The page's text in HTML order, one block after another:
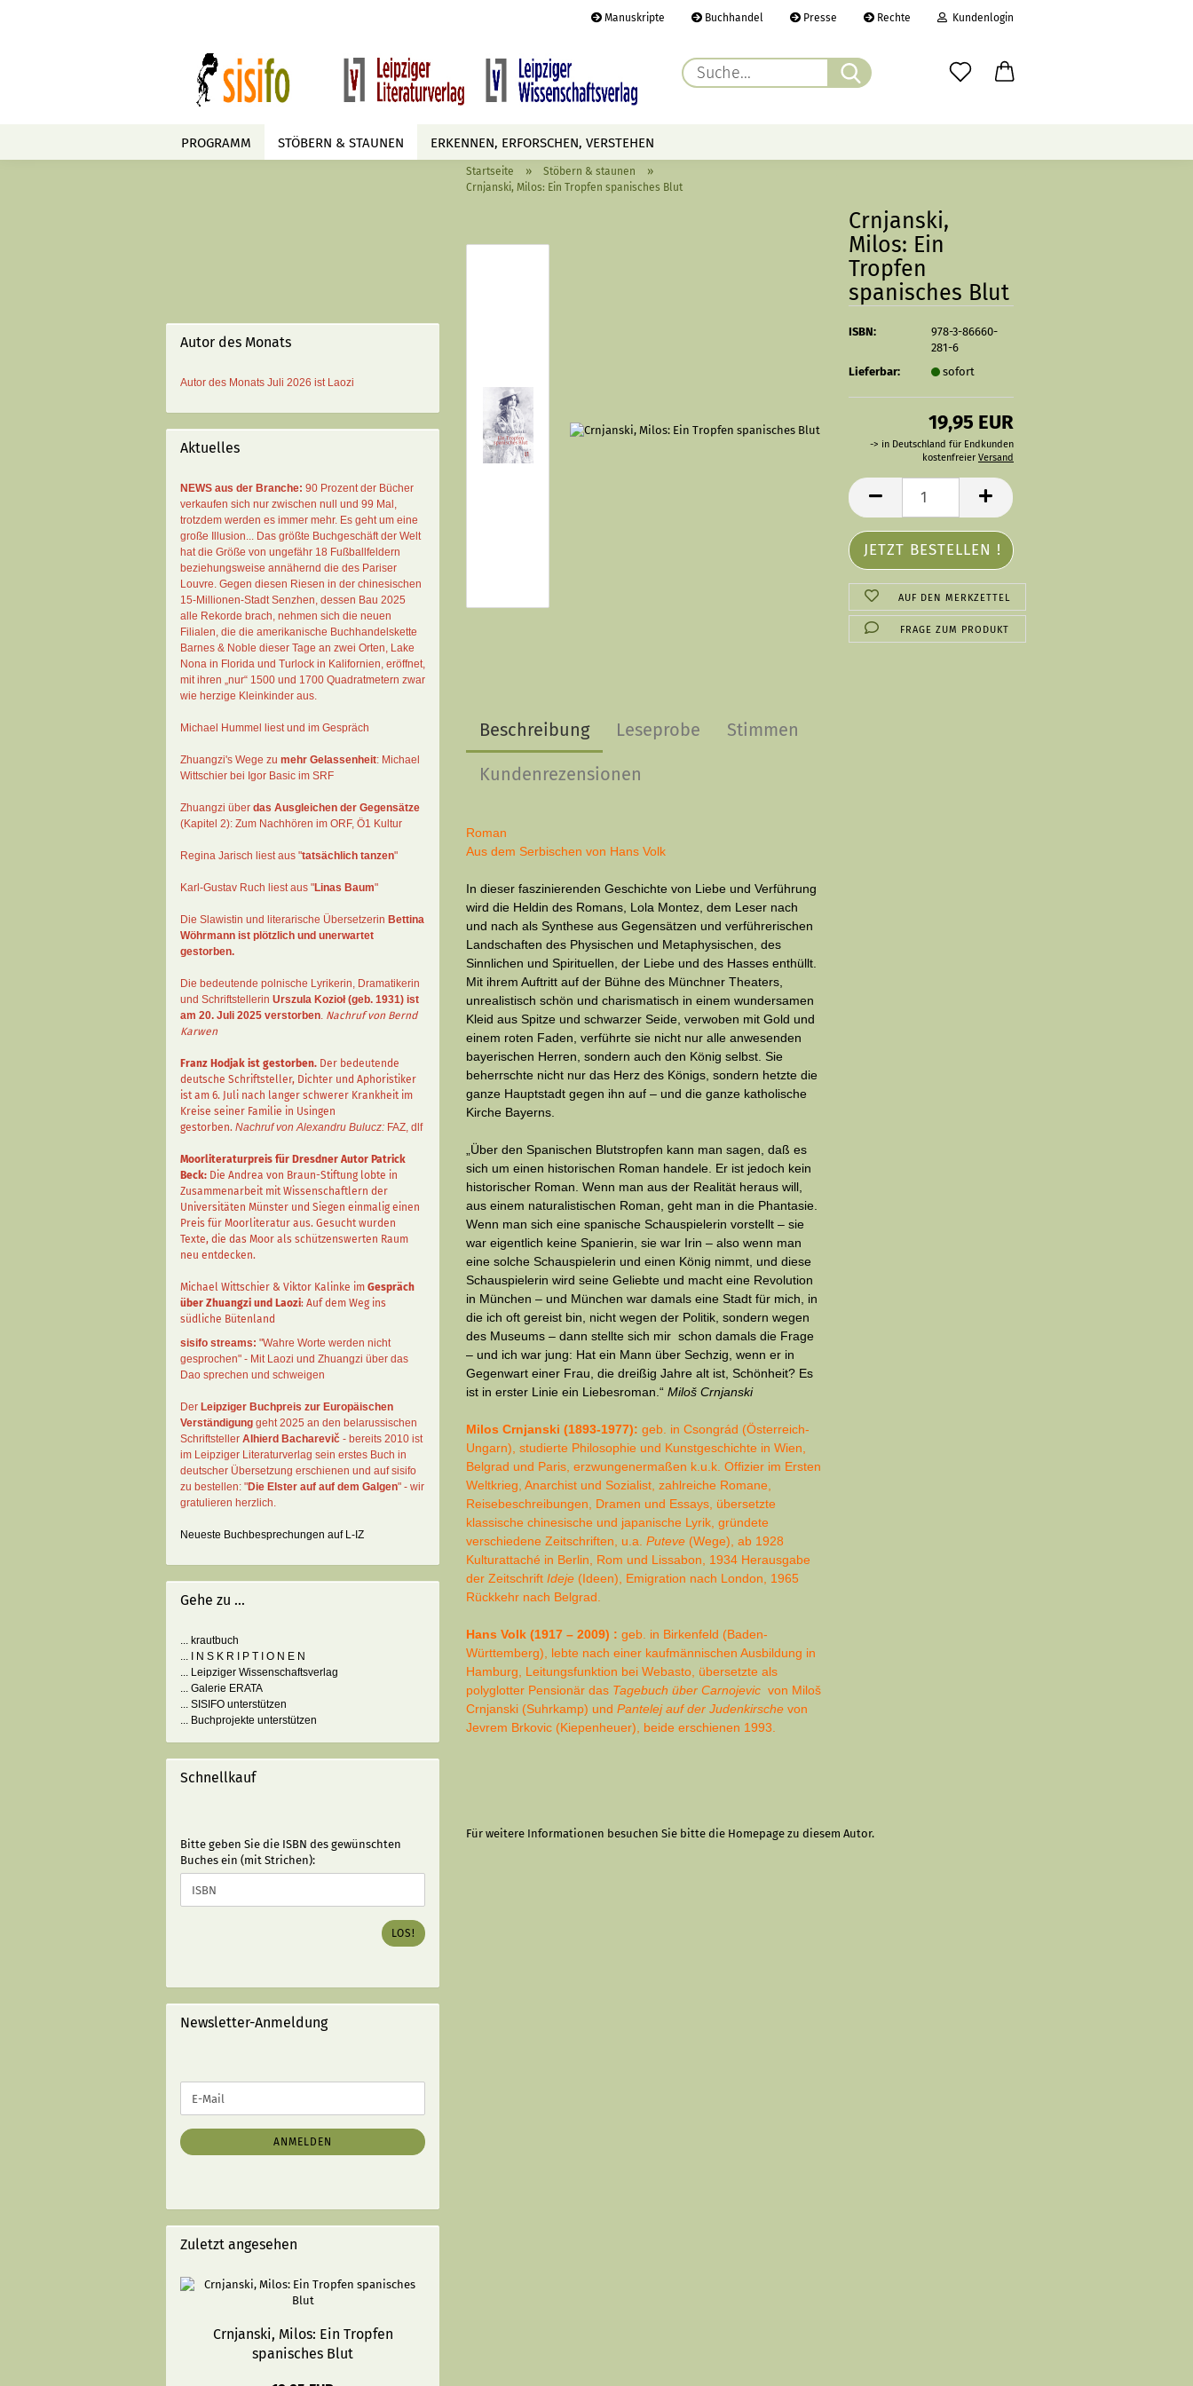
Manuskripte Buchhandel Presse Rechte Kundenlogin
Passwort
Passwort vergessen?
Suche...
PROGRAMM STÖBERN & STAUNEN ERKENNEN, ERFORSCHEN, VERSTEHEN
AUTOREN TERMINE
Startseite » Stöbern & staunen »
Crnjanski, Milos: Ein Tropfen spanisches Blut
Crnjanski,
Milos: Ein
Tropfen
spanisches Blut
ISBN:
978-3-86660-
281-6
Lieferbar:
sofort
19,95 EUR
-> in Deutschland für Endkunden
kostenfreier Versand
AUF DEN MERKZETTEL
FRAGE ZUM PRODUKT
Beschreibung Leseprobe Stimmen
Kundenrezensionen
Roman
Aus dem Serbischen von Hans Volk
In dieser faszinierenden Geschichte von Liebe und Verführung
wird die Heldin des Romans, Lola Montez, dem Leser nach
und nach als Synthese aus Gegensätzen und verführerischen
Landschaften des Physischen und Metaphysischen, des
Sinnlichen und Spirituellen, der Liebe und des Hasses enthüllt.
Mit ihrem Auftritt auf der Bühne des Münchner Theaters,
unrealistisch schön und charismatisch in einem wundersamen
Kleid aus Spitze und schwarzer Seide, verwoben mit Gold und
einem roten Faden, verführte sie nicht nur alle anwesenden
bayerischen Herren, sondern auch den König selbst. Sie
beherrschte nicht nur das Herz des Königs, sondern hetzte die
ganze Hauptstadt gegen ihn auf – und die ganze katholische
Kirche Bayerns.
„Über den Spanischen Blutstropfen kann man sagen, daß es
sich um einen historischen Roman handele. Er ist jedoch kein
historischer Roman. Wenn man aus der Realität heraus will,
aus einem naturali­stischen Roman, geht man in die Phantasie.
Wenn man sich eine spanische Schauspielerin vorstellt – sie
war eigentlich keine Spanierin, sie war Irin – also wenn man
eine solche Schauspielerin und einen König nimmt, und diese
Schauspielerin wird seine Geliebte und macht eine Revolution
in München – und München war damals eine Stadt für mich, in
die ich oft gereist bin, nicht wegen der Politik, sondern wegen
des Museums – dann stellte sich mir schon damals die Frage
– und ich war jung: Hat ein Mann über Sechzig, wenn er in
Gegenwart einer Frau, die dreißig Jahre alt ist, Schönheit? Es
ist in erster Linie ein Liebes­roman.“Miloš Crnjanski
Milos Crnjanski (1893-1977):geb. in Csongrád (Österreich-
Ungarn), studierte Philosophie und Kunstgeschichte in Wien,
Belgrad und Paris, erzwungenermaßen k.u.k. Offizier im Ersten
Weltkrieg, Anarchist und Sozialist, zahlreiche Romane,
Reisebeschreibungen, Dramen und Essays, übersetzte
klassische chinesische und japanische Lyrik, gründete
verschiedene Zeitschriften, u.a.Puteve (Wege), ab 1928
Kulturattaché in Berlin, Rom und Lissabon, 1934 Herausgabe
der ZeitschriftIdeje (Ideen), Emigration nach London, 1965
Rückkehr nach Belgrad.
Hans Volk (1917 – 2009) :geb. in Birkenfeld (Baden-
Württemberg), lebte nach einer kaufmännischen Ausbildung in
Hamburg, Leitungsfunktion bei Webasto, übersetzte als
polyglotter Pensionär das Tagebuch über Carnojevic von Miloš
Crnjanski (Suhrkamp) undPantelej auf der Juden­kirsche von
Jevrem Brkovic (Kiepenheuer), beide erschienen 1993.
Für weitere Informationen besuchen Sie bitte die Homepage zu diesem Autor.
Autor des Monats
Autor des Monats Juli 2026 ist Laozi
Aktuelles
NEWS aus der Branche: 90 Prozent der Bücher
verkaufen sich nur zwischen null und 99 Mal ,
trotzdem werden es immer mehr. Es geht um eine
große Illusion... Das größte Buchgeschäft der Welt
hat die Größe von ungefähr 18 Fußballfeldern
beziehungsweise annähernd die des Pariser
Louvre. Gegen diesen Riesen in der chinesischen
15-Millionen-Stadt Senzhen, dessen Bau 2025
alle Rekorde brach, nehmen sich die neuen
Filialen, die die amerikanische Buchhandelskette
Barnes & Noble dieser Tage an zwei Orten, Lake
Nona in Florida und Turlock in Kalifornien, eröffnet,
mit ihren „nur“ 1500 und 1700 Quadratmetern zwar
wie herzige Kleinkinder aus.
Michael Hummel liest und im Gespräch
Zhuangzi's Wege zu mehr Gelassenheit: Michael
Wittschier bei Igor Basic im SRF
Zhuangzi über das Ausgleichen der Gegensätze
(Kapitel 2): Zum Nachhören im ORF, Ö1 Kultur
Regina Jarisch liest aus "tatsächlich tanzen"
Karl-Gustav Ruch liest aus "Linas Baum"
Die Slawistin und literarische Übersetzerin Bettina
Wöhrmann ist plötzlich und unerwartet
gestorben.
Die bedeutende polnische Lyrikerin, Dramatikerin
und Schriftstellerin Urszula Kozioł (geb. 1931) ist
am 20. Juli 2025 verstorben. Nachruf von Bernd
Karwen
Franz Hodjak ist gestorben. Der bedeutende
deutsche Schriftsteller, Dichter und Aphoristiker
ist am 6. Juli nach langer schwerer Krankheit im
Kreise seiner Familie in Usingen
gestorben. Nachruf von Alexandru Bulucz: FAZ, dlf
Moorliteraturpreis für Dresdner Autor Patrick
Beck: Die Andrea von Braun-Stiftung lobte in
Zusammenarbeit mit Wissenschaftlern der
Universitäten Münster und Siegen einmalig einen
Preis für Moorliteratur aus. Gesucht wurden
Texte, die das Moor als schützenswerten Raum
neu entdecken.
Michael Wittschier & Viktor Kalinke im Gespräch
über Zhuangzi und Laozi: Auf dem Weg ins
südliche Bütenland
sisifo streams: "Wahre Worte werden nicht
gesprochen" - Mit Laozi und Zhuangzi über das
Dao sprechen und schweigen
Der Leipziger Buchpreis zur Europäischen
Verständigung geht 2025 an den belarussischen
Schriftsteller Alhierd Bacharevič - bereits 2010 ist
im Leipziger Literaturverlag sein erstes Buch in
deutscher Übersetzung erschienen und auf sisifo
zu bestellen: "Die Elster auf auf dem Galgen" - wir
gratulieren herzlich.
Neueste Buchbesprechungen auf L-IZ
Gehe zu ...
... krautbuch
... I N S K R I P T I O N E N
... Leipziger Wissenschaftsverlag
... Galerie ERATA
... SISIFO unterstützen
... Buchprojekte unterstützen
Schnellkauf
BITTE
GEBEN
SIE
DIE
ISBN
(MIT
STRICHEN):
Bitte geben Sie die ISBN des gewünschten
Buches ein (mit Strichen):
LOS!
Newsletter-Anmeldung
ZUR
ANMELDUNG
E-
Mail
ANMELDEN
Zuletzt angesehen
Crnjanski, Milos: Ein Tropfen
spanisches Blut